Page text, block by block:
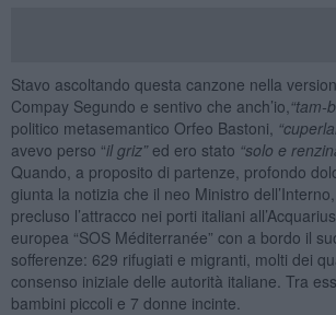
Stavo ascoltando questa canzone nella
Compay Segundo e sentivo che anch’io, “tam-
politico metasemantico Orfeo Bastoni,
avevo perso “il griz” ed ero stato “solo e
Quando, a proposito di partenze, profondo
giunta la notizia che il neo Ministro
precluso l’attracco nei porti italiani
europea “SOS Méditerranée” con a bordo il
sofferenze: 629 rifugiati e migranti, molti dei
consenso iniziale delle autorità italiane. Tra
bambini piccoli e 7 donne incinte.